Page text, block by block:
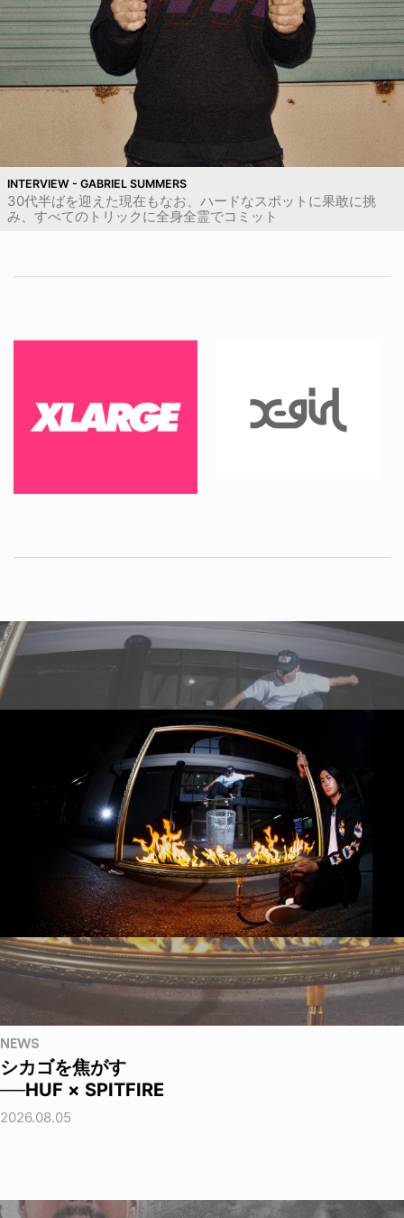
INTERVIEW - GABRIEL SUMMERS
30代半ばを迎えた現在もなお、ハードなスポットに果敢に挑
み、すべてのトリックに全身全霊でコミット
NEWS
シカゴを焦がす
──HUF × SPITFIRE
2026.08.05